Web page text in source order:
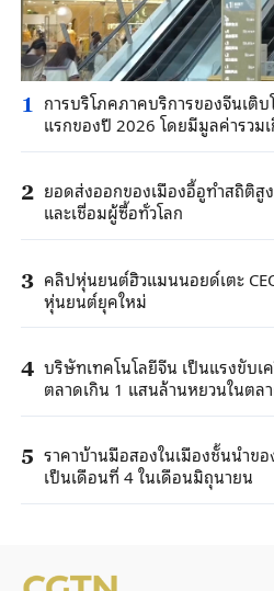
1 การบริโภคภาคบริการของจีนเติ
แรกของปี 2026 โดยมีมูลค่ารวม
2 ยอดส่งออกของเมืองอี้อูทำสถิติสู
และเชื่อมผู้ซื้อทั่วโลก
3 คลิปหุ่นยนต์ฮิวแมนนอยด์เตะ
หุ่นยนต์ยุคใหม่
4 บริษัทเทคโนโลยีจีน เป็นแรงขับ
ตลาดเกิน 1 แสนล้านหยวนในตล
5 ราคาบ้านมือสองในเมืองชั้นนำข
เป็นเดือนที่ 4 ในเดือนมิถุนายน